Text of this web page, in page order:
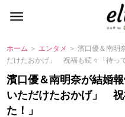
ホーム ＞ エンタメ ＞ 濱口優＆南明
だけたおかげ」 祝福も続々「待っ
濱口優＆南明奈が結婚
いただけたおかげ」 祝
た！」